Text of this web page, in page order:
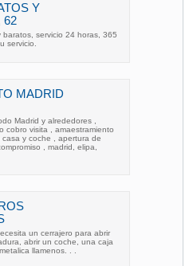
Y
62
servicio 24 horas, 365
servicio.
MADRID
Madrid y alrededores ,
cobro visita , amaestramiento
y coche , apertura de
, madrid, elipa,
un cerrajero para abrir
abrir un coche, una caja
llamenos. . .